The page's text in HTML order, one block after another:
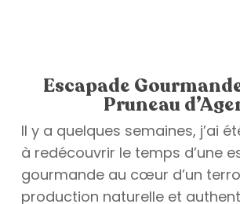
Escapade
Pruneau
Il y a quelques semaines, j’ai
à redécouvrir le temps d’une
gourmande au cœur d’un
production naturelle et